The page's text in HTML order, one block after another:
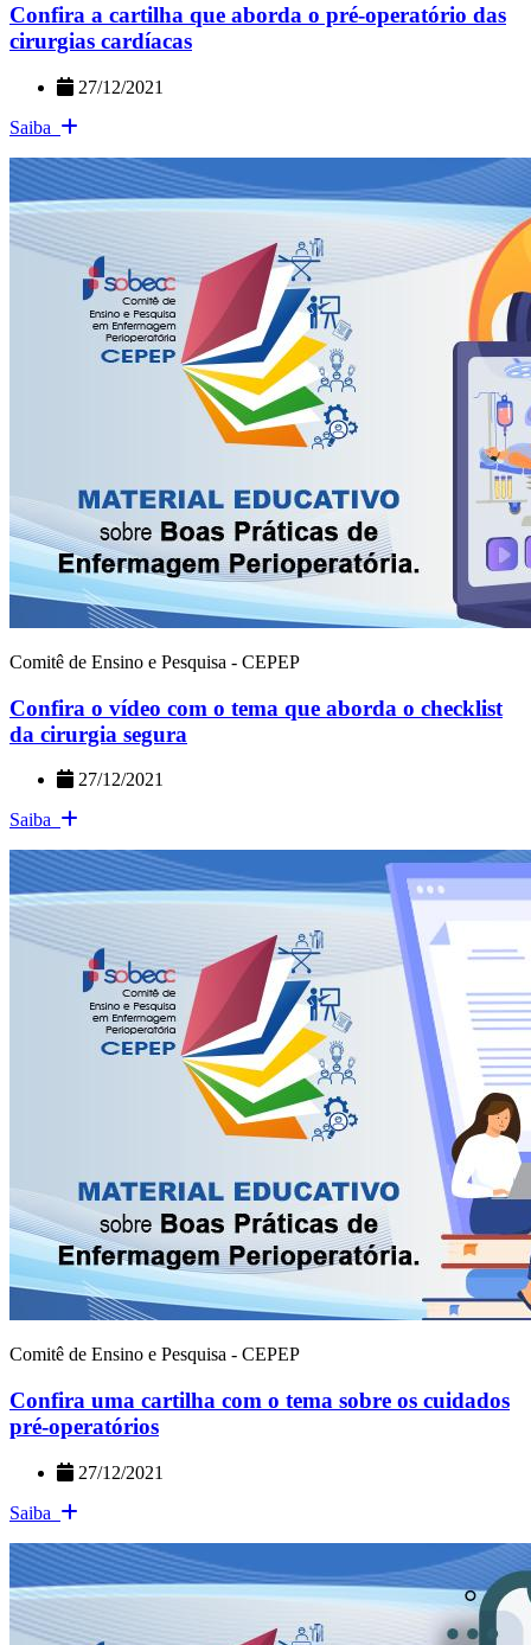
Confira a cartilha que aborda o pré-operatório das
cirurgias cardíacas
27/12/2021
Saiba
Comitê de Ensino e Pesquisa - CEPEP
Confira o vídeo com o tema que aborda o checklist
da cirurgia segura
27/12/2021
Saiba
Comitê de Ensino e Pesquisa - CEPEP
Confira uma cartilha com o tema sobre os cuidados
pré-operatórios
27/12/2021
Saiba